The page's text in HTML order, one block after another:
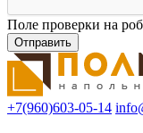
Поле проверки на
+7(960)603-05-14